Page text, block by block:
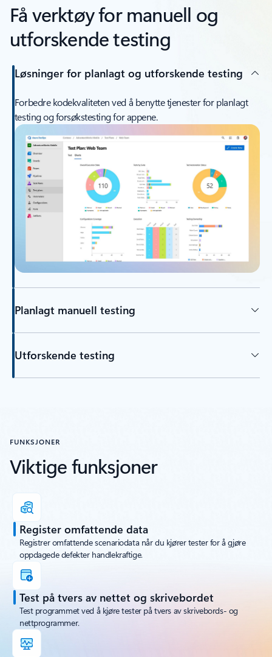
Få verktøy for manuell og
utforskende testing
Løsninger for planlagt og utforskende testing
Forbedre kodekvaliteten ved å benytte tjenester for planlagt
testing og forsøkstesting for appene.
Planlagt manuell testing
Utforskende testing
FUNKSJONER
Viktige funksjoner
Register omfattende data
Registrer omfattende scenariodata når du kjører tester for å gjøre
oppdagede defekter handlekraftige.
Test på tvers av nettet og skrivebordet
Test programmet ved å kjøre tester på tvers av skrivebords- og
nettprogrammer.